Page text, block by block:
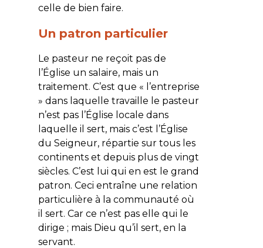
celle de bien faire.
Un patron particulier
Le pasteur ne reçoit pas de
l’Église un salaire, mais un
traitement. C’est que « l’entreprise
» dans laquelle travaille le pasteur
n’est pas l’Église locale dans
laquelle il sert, mais c’est l’Église
du Seigneur, répartie sur tous les
continents et depuis plus de vingt
siècles. C’est lui qui en est le grand
patron. Ceci entraîne une relation
particulière à la communauté où
il sert. Car ce n’est pas elle qui le
dirige ; mais Dieu qu’il sert, en la
servant.